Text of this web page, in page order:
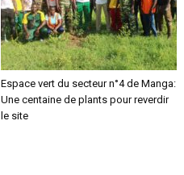
Espace vert du secteur n°4 de Manga:
Une centaine de plants pour reverdir
le site